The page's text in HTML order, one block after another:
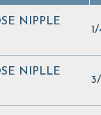
NIPPLE
NIPLLE